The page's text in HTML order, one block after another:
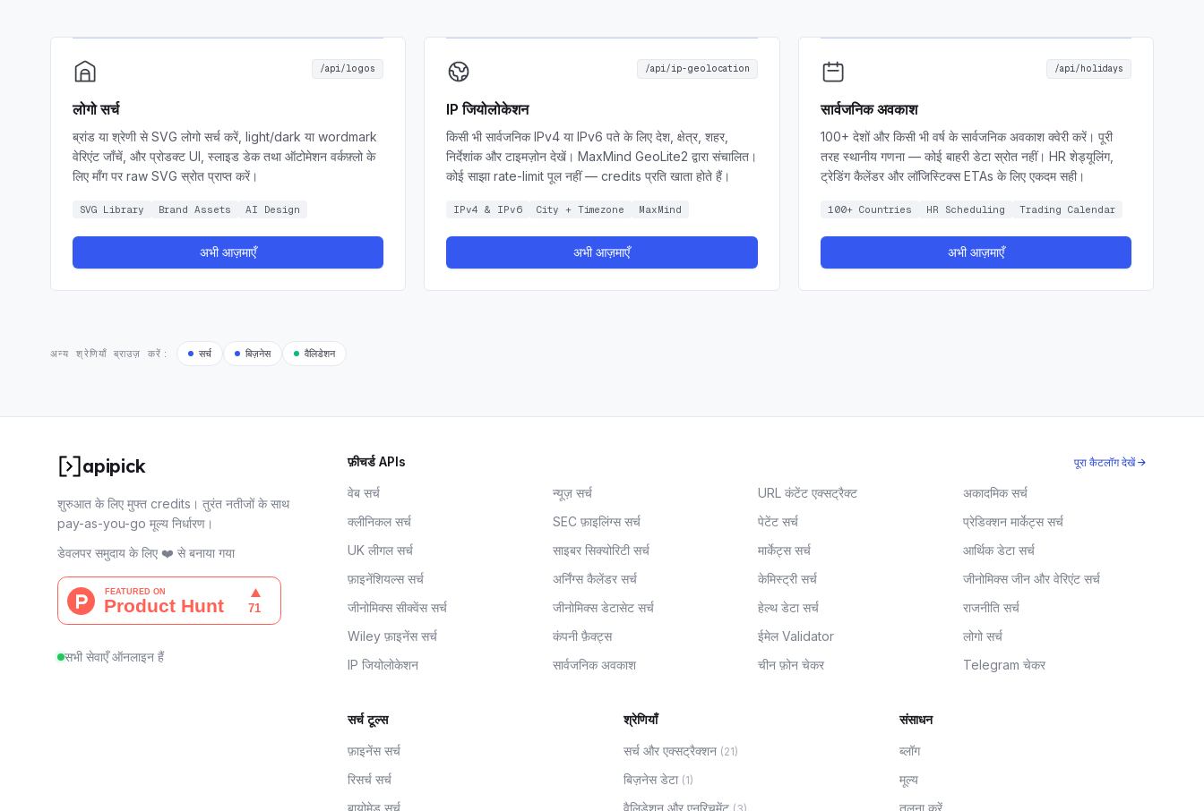
/api/logos
लोगो सर्च
ब्रांड या श्रेणी से SVG लोगो सर्च करें, light/dark या wordmark
वेरिएंट जाँचें, और प्रोडक्ट UI, स्लाइड डेक तथा ऑटोमेशन वर्कफ़्लो के
लिए माँग पर raw SVG स्रोत प्राप्त करें।
SVG Library Brand Assets AI Design
अभी आज़माएँ
/api/ip-geolocation
IP जियोलोकेशन
किसी भी सार्वजनिक IPv4 या IPv6 पते के लिए देश, क्षेत्र, शहर,
निर्देशांक और टाइमज़ोन देखें। MaxMind GeoLite2 द्वारा संचालित।
कोई साझा rate-limit पूल नहीं — credits प्रति खाता होते हैं।
IPv4 & IPv6 City + Timezone MaxMind
अभी आज़माएँ
/api/holidays
सार्वजनिक अवकाश
100+ देशों और किसी भी वर्ष के सार्वजनिक अवकाश क्वेरी करें। पूरी
तरह स्थानीय गणना — कोई बाहरी डेटा स्रोत नहीं। HR शेड्यूलिंग,
ट्रेडिंग कैलेंडर और लॉजिस्टिक्स ETAs के लिए एकदम सही।
100+ Countries HR Scheduling Trading Calendar
अभी आज़माएँ
अन्य श्रेणियाँ ब्राउज़ करें: सर्च बिज़नेस वैलिडेशन
apipick
शुरुआत के लिए मुफ्त credits। तुरंत नतीजों के साथ
pay-as-you-go मूल्य निर्धारण।
डेवलपर समुदाय के लिए ❤️ से बनाया गया
सभी सेवाएँ ऑनलाइन हैं
फ़ीचर्ड APIs पूरा कैटलॉग देखें →
वेब सर्च न्यूज़ सर्च URL कंटेंट एक्सट्रैक्ट
अकादमिक सर्च
क्लीनिकल सर्च
SEC फ़ाइलिंग्स सर्च पेटेंट सर्च
प्रेडिक्शन मार्केट्स सर्च
UK लीगल सर्च
साइबर सिक्योरिटी सर्च मार्केट्स सर्च
आर्थिक डेटा सर्च
फ़ाइनेंशियल्स सर्च
अर्निंग्स कैलेंडर सर्च केमिस्ट्री सर्च
जीनोमिक्स जीन और वेरिएंट सर्च
जीनोमिक्स सीक्वेंस सर्च
जीनोमिक्स डेटासेट सर्च हेल्थ डेटा सर्च
राजनीति सर्च
Wiley फ़ाइनेंस सर्च
कंपनी फ़ैक्ट्स ईमेल Validator
लोगो सर्च
IP जियोलोकेशन
सार्वजनिक अवकाश चीन फ़ोन चेकर Telegram चेकर
सर्च टूल्स
फ़ाइनेंस सर्च
रिसर्च सर्च
बायोमेड सर्च
श्रेणियाँ
सर्च और एक्सट्रैक्शन (21)
बिज़नेस डेटा (1)
वैलिडेशन और एनरिचमेंट
संसाधन
ब्लॉग
मूल्य
तुलना करें